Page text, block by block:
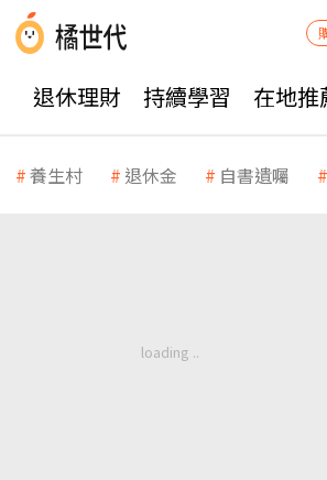
退休理財 持續學習 在地推
養生村 退休金 自書遺囑